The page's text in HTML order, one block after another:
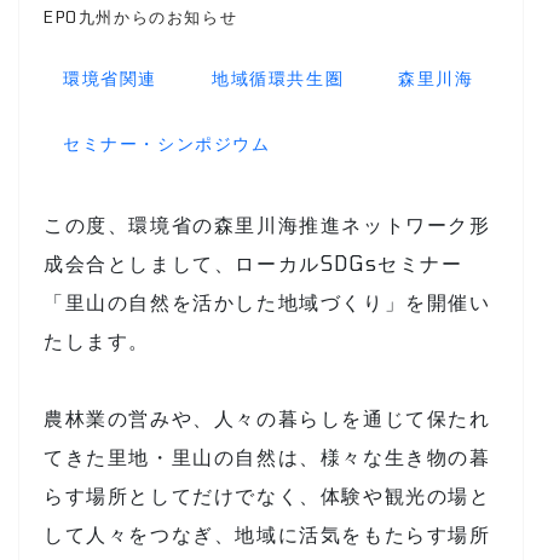
EPO九州からのお知らせ
環境省関連 地域循環共生圏 森里川海
セミナー・シンポジウム
この度、環境省の森里川海推進ネットワーク形
成会合としまして、ローカルSDGsセミナー
「里山の自然を活かした地域づくり」を開催い
たします。
農林業の営みや、人々の暮らしを通じて保たれ
てきた里地・里山の自然は、様々な生き物の暮
らす場所としてだけでなく、体験や観光の場と
して人々をつなぎ、地域に活気をもたらす場所